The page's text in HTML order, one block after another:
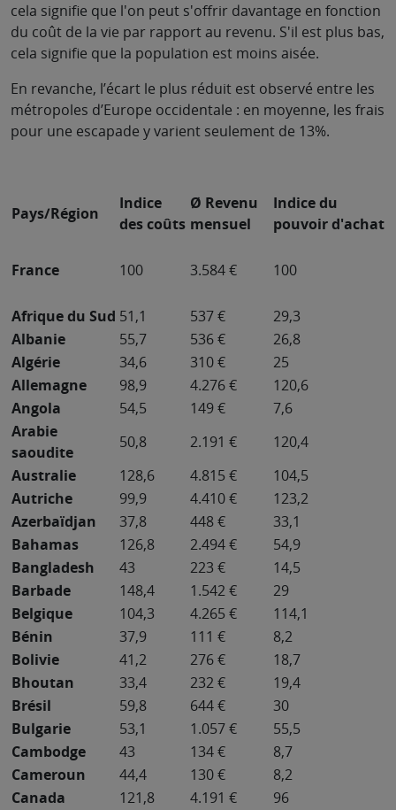
cela signifie que l'on peut s'offrir davantage en fonction
du coût de la vie par rapport au revenu. S'il est plus bas,
cela signifie que la population est moins aisée.
En revanche, l’écart le plus réduit est observé entre les
métropoles d’Europe occidentale : en moyenne, les frais
pour une escapade y varient seulement de 13%.
Pays/Région
Indice
des coûts
Ø Revenu
mensuel
Indice du
pouvoir d'achat
France 100 3.584 € 100
Afrique du Sud 51,1 537 €
29,3
Albanie
55,7 536 €
26,8
Algérie
34,6 310 €
25
Allemagne
98,9 4.276 €
120,6
Angola
54,5 149 €
7,6
Arabie
saoudite
50,8 2.191 €
120,4
Australie
128,6 4.815 €
104,5
Autriche
99,9 4.410 €
123,2
Azerbaïdjan
37,8 448 €
33,1
Bahamas
126,8 2.494 €
54,9
Bangladesh
43 223 €
14,5
Barbade
148,4 1.542 €
29
Belgique
104,3 4.265 €
114,1
Bénin
37,9 111 €
8,2
Bolivie
41,2 276 €
18,7
Bhoutan
33,4 232 €
19,4
Brésil
59,8 644 €
30
Bulgarie
53,1 1.057 €
55,5
Cambodge
43 134 €
8,7
Cameroun
44,4 130 €
8,2
Canada
121,8 4.191 €
96